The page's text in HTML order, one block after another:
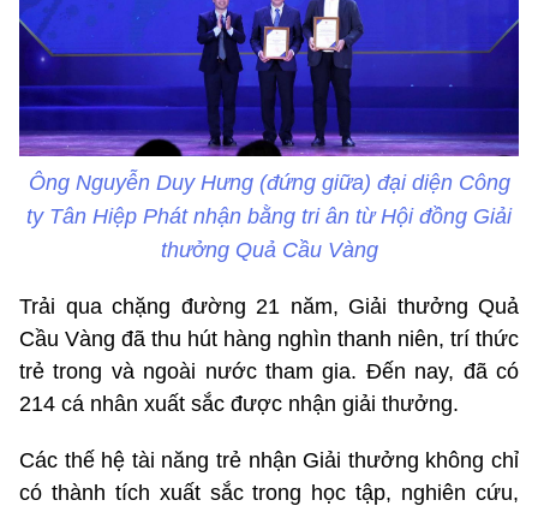
Ông Nguyễn Duy Hưng (đứng giữa) đại diện Công
ty Tân Hiệp Phát nhận bằng tri ân từ Hội đồng Giải
thưởng Quả Cầu Vàng
Trải qua chặng đường 21 năm, Giải thưởng Quả
Cầu Vàng đã thu hút hàng nghìn thanh niên, trí thức
trẻ trong và ngoài nước tham gia. Đến nay, đã có
214 cá nhân xuất sắc được nhận giải thưởng.
Các thế hệ tài năng trẻ nhận Giải thưởng không chỉ
có thành tích xuất sắc trong học tập, nghiên cứu,